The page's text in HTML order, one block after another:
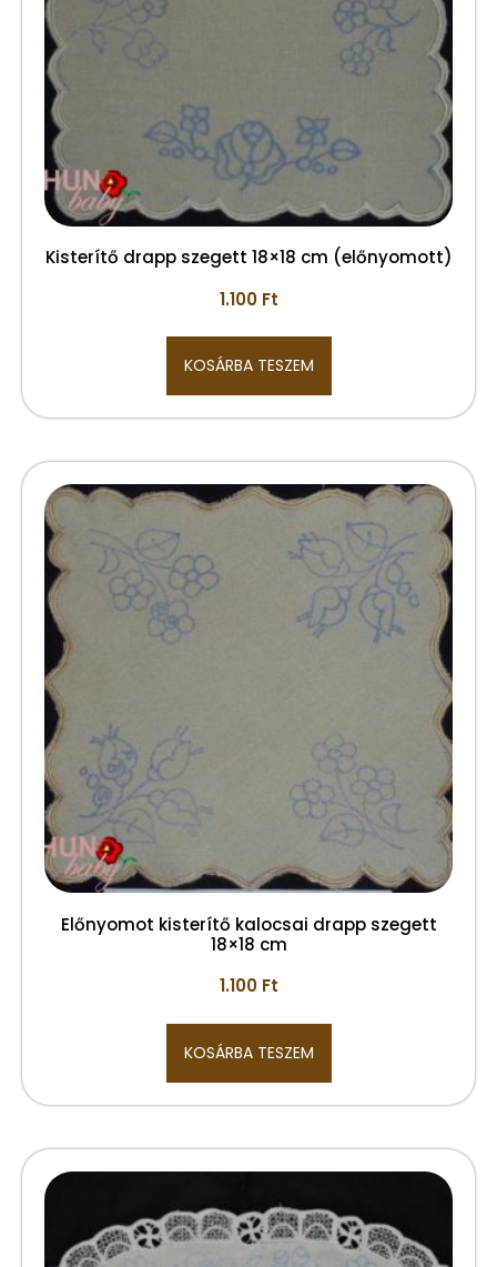
Kisterítő drapp szegett 18×18 cm (előnyomott)
1.100 Ft
KOSÁRBA TESZEM
Előnyomot kisterítő kalocsai drapp szegett
18×18 cm
1.100 Ft
KOSÁRBA TESZEM